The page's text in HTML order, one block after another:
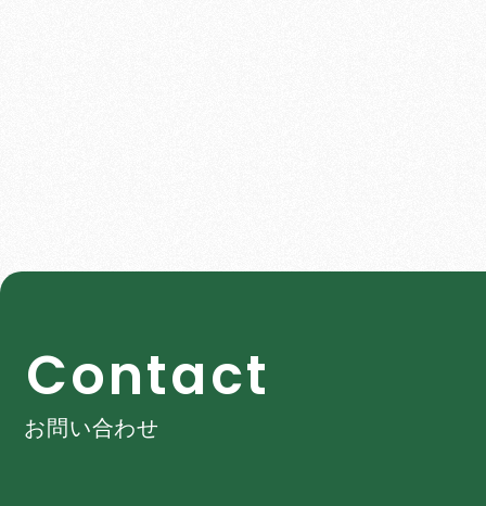
Contact
お問い合わせ